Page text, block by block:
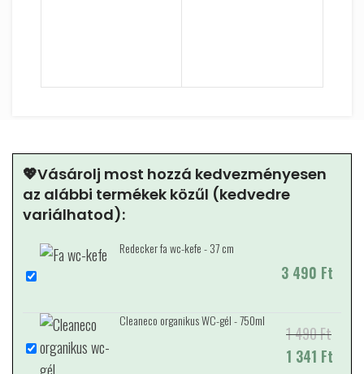
💖Vásárolj most hozzá kedvezményesen
az alábbi termékek közűl (kedvedre
variálhatod):
Redecker fa wc-kefe - 37 cm
3 490 Ft
Cleaneco organikus WC-gél - 750ml
1 490Ft
Original price
was: 1 490 Ft.
1 341 Ft
Current price is:
1 341 Ft.